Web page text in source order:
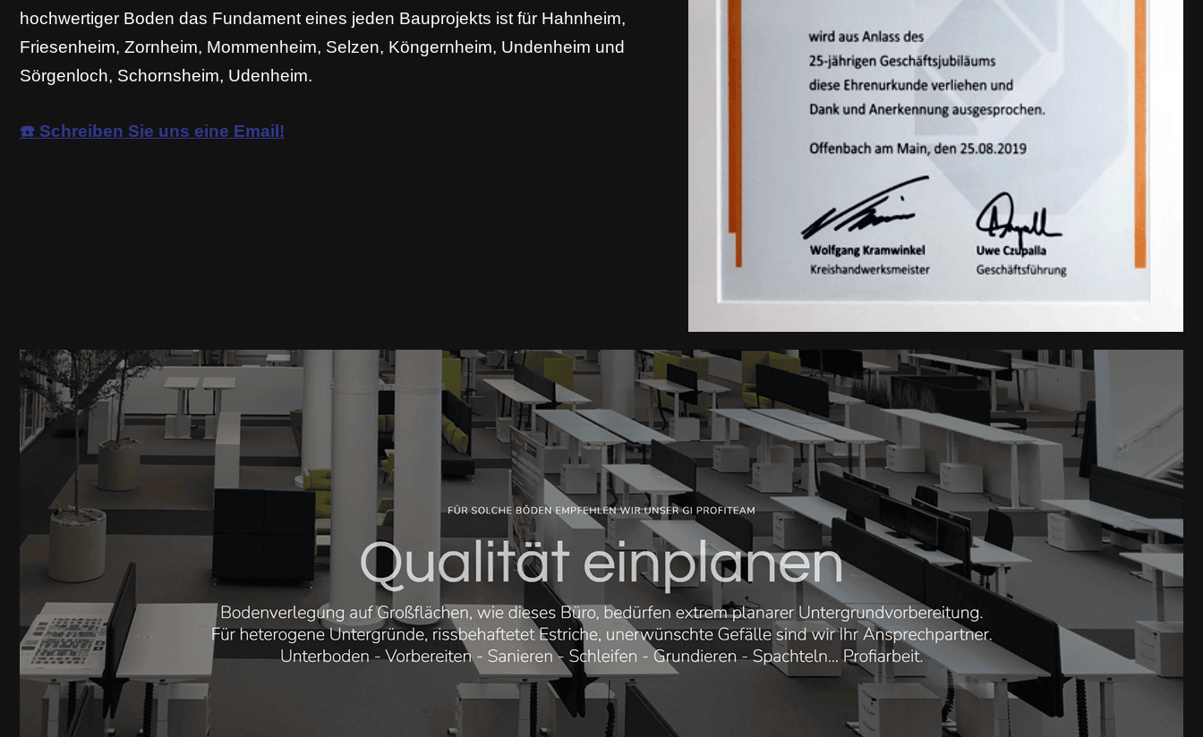
hochwertiger Boden das Fundament eines jeden Bauprojekts ist für Hahnheim,
Friesenheim, Zornheim, Mommenheim, Selzen, Köngernheim, Undenheim und
Sörgenloch, Schornsheim, Udenheim.
☎️ Schreiben Sie uns eine Email!